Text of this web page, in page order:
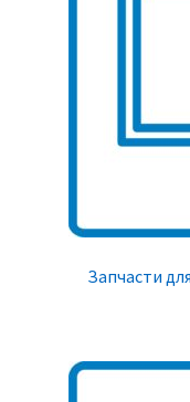
Запчасти